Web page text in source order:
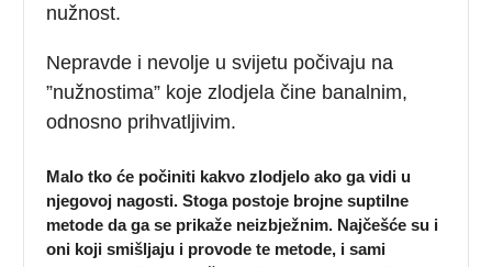
nužnost.
Nepravde i nevolje u svijetu počivaju na
”nužnostima” koje zlodjela čine banalnim,
odnosno prihvatljivim.
Malo tko će počiniti kakvo zlodjelo ako ga vidi u
njegovoj nagosti. Stoga postoje brojne suptilne
metode da ga se prikaže neizbježnim. Najčešće su i
oni koji smišljaju i provode te metode, i sami